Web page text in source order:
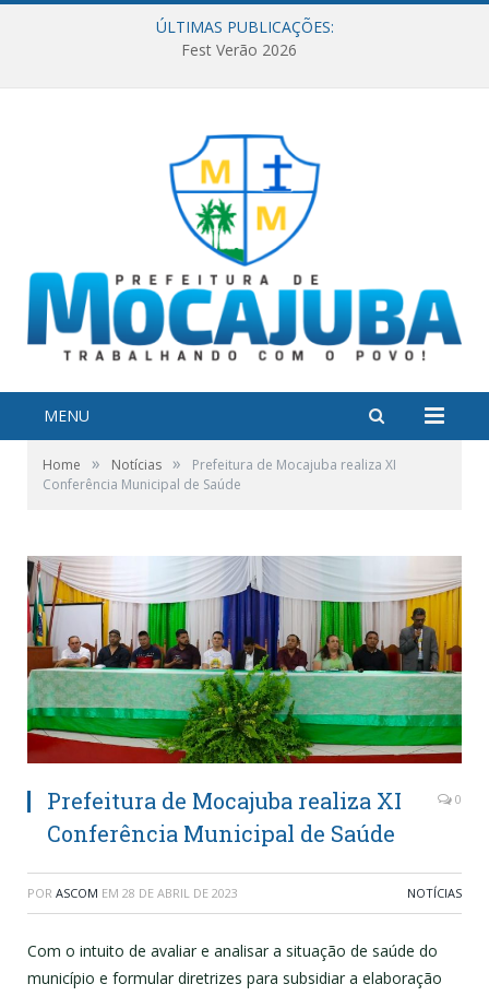
ÚLTIMAS PUBLICAÇÕES:
Fest Verão 2026
MENU
Home » Notícias »
Prefeitura de Mocajuba realiza XI
Conferência Municipal de Saúde
Prefeitura de Mocajuba realiza XI
Conferência Municipal de Saúde
0
POR ASCOM EM 28 DE ABRIL DE 2023 NOTÍCIAS
Com o intuito de avaliar e analisar a situação de saúde do
município e formular diretrizes para subsidiar a elaboração